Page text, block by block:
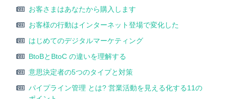
お客さまはあなたから購入します
お客様の行動はインターネット登場で変化した
はじめてのデジタルマーケティング
BtoBとBtoC の違いを理解する
意思決定者の5つのタイプと対策
パイプライン管理 とは? 営業活動を見える化する11の